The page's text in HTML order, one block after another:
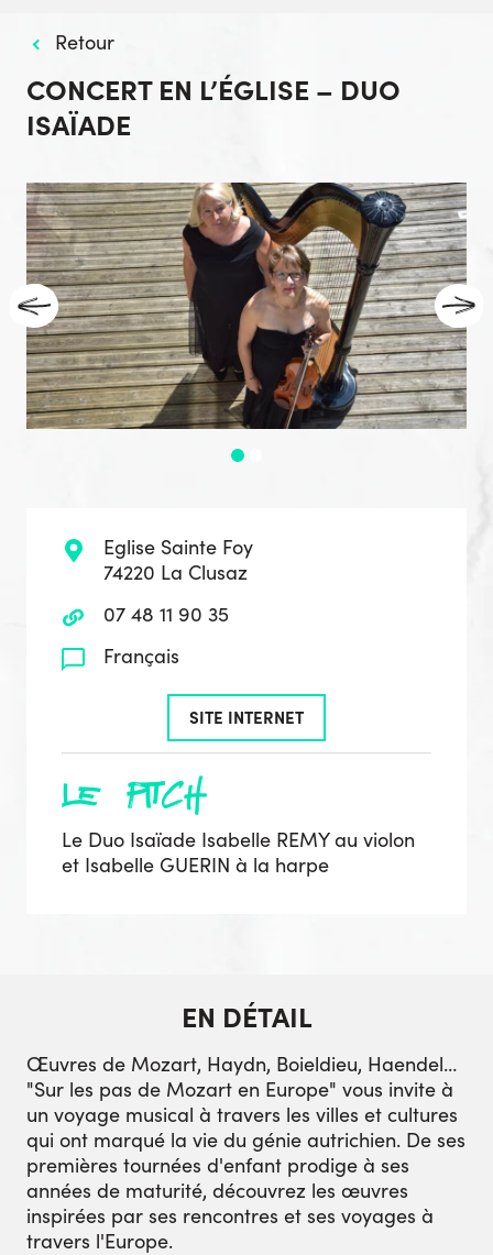
Retour
CONCERT EN L’ÉGLISE – DUO
ISAÏADE
Eglise Sainte Foy
74220 La Clusaz
07 48 11 90 35
Français
SITE INTERNET
le pitch
Le Duo Isaïade Isabelle REMY au violon
et Isabelle GUERIN à la harpe
EN DÉTAIL
Œuvres de Mozart, Haydn, Boieldieu, Haendel…
"Sur les pas de Mozart en Europe" vous invite à
un voyage musical à travers les villes et cultures
qui ont marqué la vie du génie autrichien. De ses
premières tournées d'enfant prodige à ses
années de maturité, découvrez les œuvres
inspirées par ses rencontres et ses voyages à
travers l'Europe.